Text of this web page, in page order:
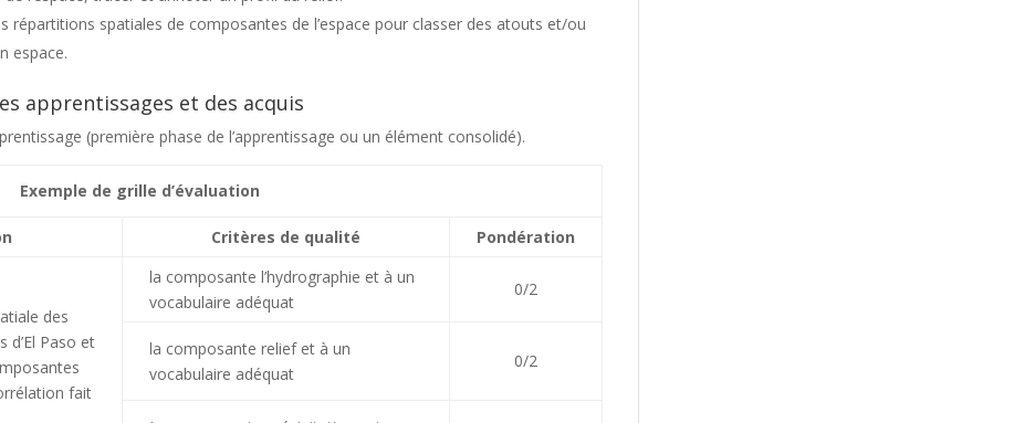
répartitions spatiales de composantes de l’espace pour classer des atouts et/ou
espace.
apprentissages et des acquis
(première phase de l’apprentissage ou un élément consolidé).
Exemple de grille d’évaluation
Critères de qualité Pondération
des
d’El Paso et
fait
la composante l’hydrographie et à un
vocabulaire adéquat
0/2
la composante relief et à un
vocabulaire adéquat
0/2